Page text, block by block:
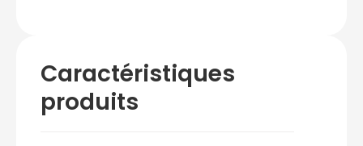
Caractéristiques
produits